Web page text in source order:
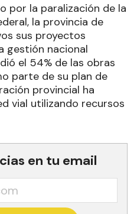
por la paralización de la
la provincia de
sus proyectos
gestión nacional
el 54% de las obras
parte de su plan de
provincial ha
vial utilizando recursos
en tu email